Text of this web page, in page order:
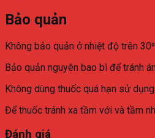
Bảo quản
Không bảo quản ở nhiệt độ trên
Bảo quản nguyên bao bì để tránh
Không dùng thuốc quá hạn sử
Để thuốc tránh xa tầm với và tầm
Đánh giá